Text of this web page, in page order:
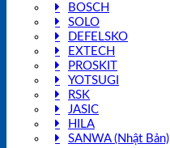
BOSCH
SOLO
DEFELSKO
EXTECH
PROSKIT
YOTSUGI
RSK
JASIC
HILA
SANWA (Nhật Bản)